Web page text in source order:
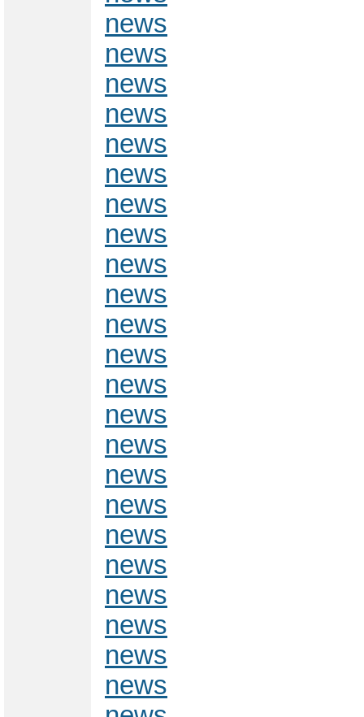
news
news
news
news
news
news
news
news
news
news
news
news
news
news
news
news
news
news
news
news
news
news
news